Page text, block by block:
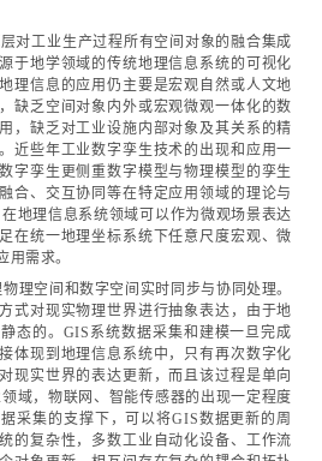
层对工业生产过程所有空间对象的融合集成
于地学领域的传统地理信息系统的可视化
理信息的应用仍主要是宏观自然或人文地
缺乏空间对象内外或宏观微观一体化的数
，缺乏对工业设施内部对象及其关系的精
近些年工业数字孪生技术的出现和应用一
字孪生更侧重数字模型与物理模型的孪生
合、交互协同等在特定应用领域的理论与
地理信息系统领域可以作为微观场景表达
在统一地理坐标系统下任意尺度宏观、微
用需求。
物理空间和数字空间实时同步与协同处理。
式对现实物理世界进行抽象表达，由于地
态的。GIS系统数据采集和建模一旦完成
体现到地理信息系统中，只有再次数字化
现实世界的表达更新，而且该过程是单向
域，物联网、智能传感器的出现一定程度
采集的支撑下，可以将GIS数据更新的周
的复杂性，多数工业自动化设备、工作流